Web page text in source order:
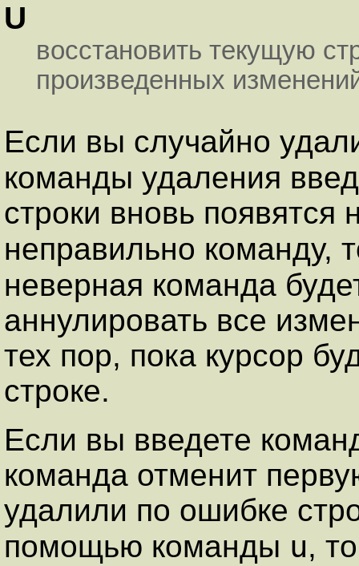
U
восстановить текущую
произведенных
Если вы случайно
команды удаления
строки вновь
неправильно команду,
неверная команда
аннулировать все
тех пор, пока курсор
строке.
Если вы введете
команда отменит
удалили по ошибке
помощью команды u,